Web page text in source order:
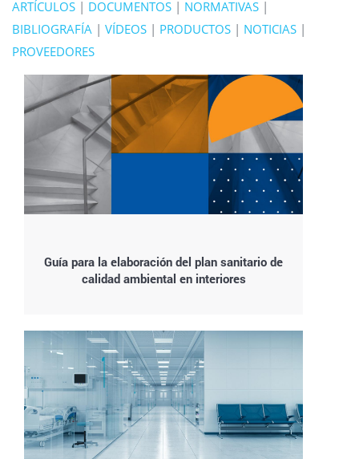
ARTÍCULOS | DOCUMENTOS | NORMATIVAS |
BIBLIOGRAFÍA | VÍDEOS | PRODUCTOS | NOTICIAS |
PROVEEDORES
Guía para la elaboración del plan sanitario de
calidad ambiental en interiores